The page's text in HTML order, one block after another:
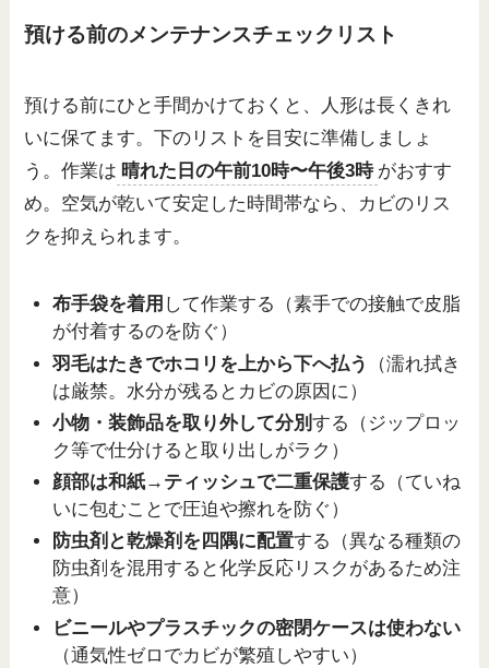
預ける前のメンテナンスチェックリスト
預ける前にひと手間かけておくと、人形は長くきれ
いに保てます。下のリストを目安に準備しましょ
う。作業は 晴れた日の午前10時〜午後3時 がおすす
め。空気が乾いて安定した時間帯なら、カビのリス
クを抑えられます。
布手袋を着用 して作業する（素手での接触で皮脂
が付着するのを防ぐ）
羽毛はたきでホコリを上から下へ払う
（濡れ拭き
は厳禁。水分が残るとカビの原因に）
小物・装飾品を取り外して分別する（ジップロッ
ク等で仕分けると取り出しがラク）
顔部は和紙→ティッシュで二重保護する（ていね
いに包むことで圧迫や擦れを防ぐ）
防虫剤と乾燥剤を四隅に配置する（異なる種類の
防虫剤を混用すると化学反応リスクがあるため注
意）
ビニールやプラスチックの密閉ケースは使わない
（通気性ゼロでカビが繁殖しやすい）